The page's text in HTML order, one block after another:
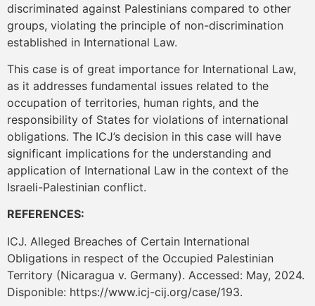
discriminated against Palestinians compared to other
groups, violating the principle of non-discrimination
established in International Law.
This case is of great importance for International Law,
as it addresses fundamental issues related to the
occupation of territories, human rights, and the
responsibility of States for violations of international
obligations. The ICJ’s decision in this case will have
significant implications for the understanding and
application of International Law in the context of the
Israeli-Palestinian conflict.
REFERENCES:
ICJ. Alleged Breaches of Certain International
Obligations in respect of the Occupied Palestinian
Territory (Nicaragua v. Germany). Accessed: May, 2024.
Disponible: https://www.icj-cij.org/case/193.